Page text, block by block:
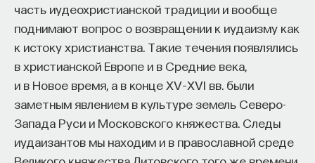
часть иудеохристианской традиции и вообще
поднимают вопрос о возвращении к иудаизму как
к истоку христианства. Такие течения появлялись
в христианской Европе и в Средние века,
и в Новое время, а в конце XV–XVI вв. были
заметным явлением в культуре земель Северо-
Запада Руси и Московского княжества. Следы
иудаизантов мы находим и в православной среде